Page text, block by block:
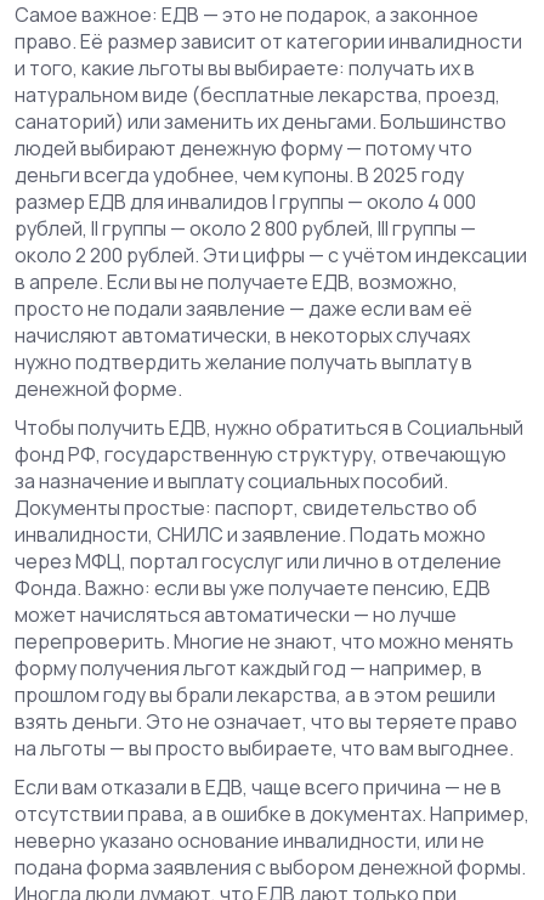
Самое важное: ЕДВ — это не подарок, а законное
право. Её размер зависит от категории инвалидности
и того, какие льготы вы выбираете: получать их в
натуральном виде (бесплатные лекарства, проезд,
санаторий) или заменить их деньгами. Большинство
людей выбирают денежную форму — потому что
деньги всегда удобнее, чем купоны. В 2025 году
размер ЕДВ для инвалидов I группы — около 4 000
рублей, II группы — около 2 800 рублей, III группы —
около 2 200 рублей. Эти цифры — с учётом индексации
в апреле. Если вы не получаете ЕДВ, возможно,
просто не подали заявление — даже если вам её
начисляют автоматически, в некоторых случаях
нужно подтвердить желание получать выплату в
денежной форме.
Чтобы получить ЕДВ, нужно обратиться вСоциальный
фонд РФ, государственную структуру, отвечающую
за назначение и выплату социальных пособий.
Документы простые: паспорт, свидетельство об
инвалидности, СНИЛС и заявление. Подать можно
через МФЦ, портал госуслуг или лично в отделение
Фонда. Важно: если вы уже получаете пенсию, ЕДВ
может начисляться автоматически — но лучше
перепроверить. Многие не знают, что можно менять
форму получения льгот каждый год — например, в
прошлом году вы брали лекарства, а в этом решили
взять деньги. Это не означает, что вы теряете право
на льготы — вы просто выбираете, что вам выгоднее.
Если вам отказали в ЕДВ, чаще всего причина — не в
отсутствии права, а в ошибке в документах. Например,
неверно указано основание инвалидности, или не
подана форма заявления с выбором денежной формы.
Иногда люди думают, что ЕДВ дают только при